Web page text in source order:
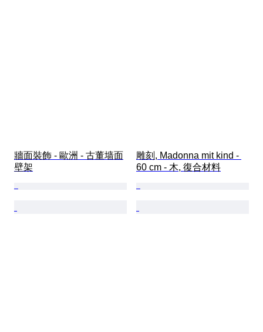
牆面裝飾 - 歐洲 - 古董墙面
壁架
雕刻, Madonna mit kind -
60 cm - 木, 復合材料